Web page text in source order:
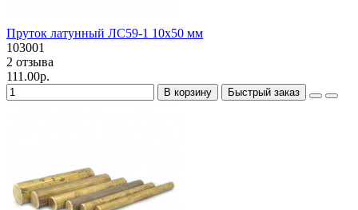
Пруток латунный ЛС59-1 10х50 мм
103001
2 отзыва
111.00р.
В корзину Быстрый заказ